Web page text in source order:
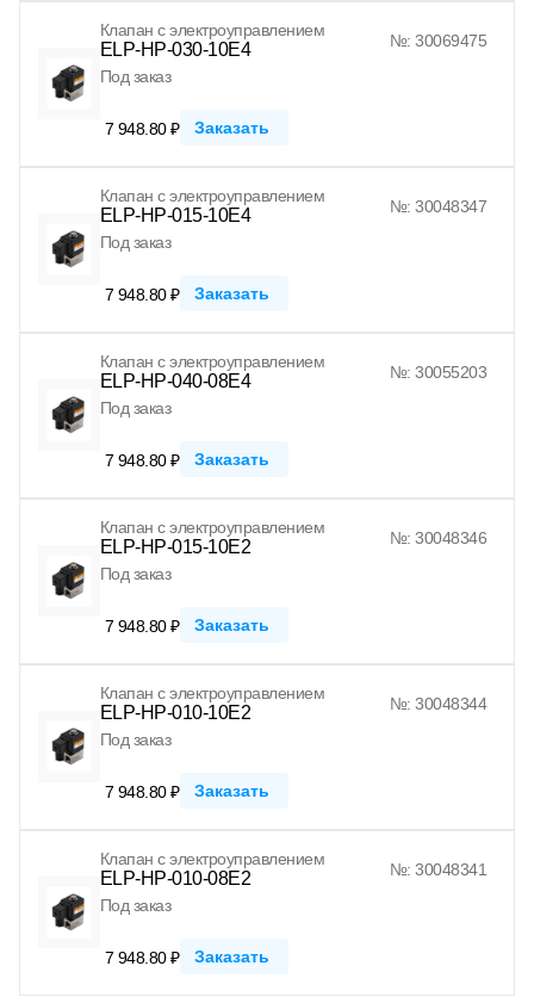
Клапан с электроуправлением
ELP-HP-030-10E4
№: 30069475
Под заказ
7 948.80 ₽ Заказать
Клапан с электроуправлением
ELP-HP-015-10E4
№: 30048347
Под заказ
7 948.80 ₽ Заказать
Клапан с электроуправлением
ELP-HP-040-08E4
№: 30055203
Под заказ
7 948.80 ₽ Заказать
Клапан с электроуправлением
ELP-HP-015-10E2
№: 30048346
Под заказ
7 948.80 ₽ Заказать
Клапан с электроуправлением
ELP-HP-010-10E2
№: 30048344
Под заказ
7 948.80 ₽ Заказать
Клапан с электроуправлением
ELP-HP-010-08E2
№: 30048341
Под заказ
7 948.80 ₽ Заказать